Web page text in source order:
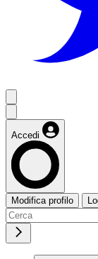
Accedi
Modifica profilo